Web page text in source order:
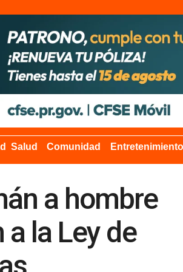
Salud Comunidad Entretenimiento
a hombre
la Ley de